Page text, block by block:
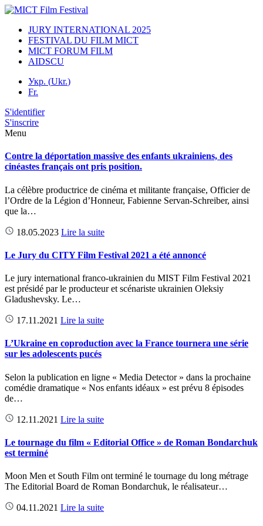
JURY INTERNATIONAL 2025
FESTIVAL DU FILM MICT
MICT FORUM FILM
AIDSCU
Укр. (Ukr.)
Fr.
S'identifier
S'inscrire
Menu
Contre la déportation massive des enfants ukrainiens, des
cinéastes français ont pris position.
La célèbre productrice de cinéma et militante française, Officier de
l’Ordre de la Légion d’Honneur, Fabienne Servan-Schreiber, ainsi
que la…
18.05.2023 Lire la suite
Le Jury du CITY Film Festival 2021 a été annoncé
Le jury international franco-ukrainien du MIST Film Festival 2021
est présidé par le producteur et scénariste ukrainien Oleksiy
Gladushevsky. Le…
17.11.2021 Lire la suite
L’Ukraine en coproduction avec la France tournera une série
sur les adolescents pucés
Selon la publication en ligne « Media Detector » dans la prochaine
comédie dramatique « Nos enfants idéaux » est prévu 8 épisodes
de…
12.11.2021 Lire la suite
Le tournage du film « Editorial Office » de Roman Bondarchuk
est terminé
Moon Men et South Film ont terminé le tournage du long métrage
The Editorial Board de Roman Bondarchuk, le réalisateur…
04.11.2021 Lire la suite